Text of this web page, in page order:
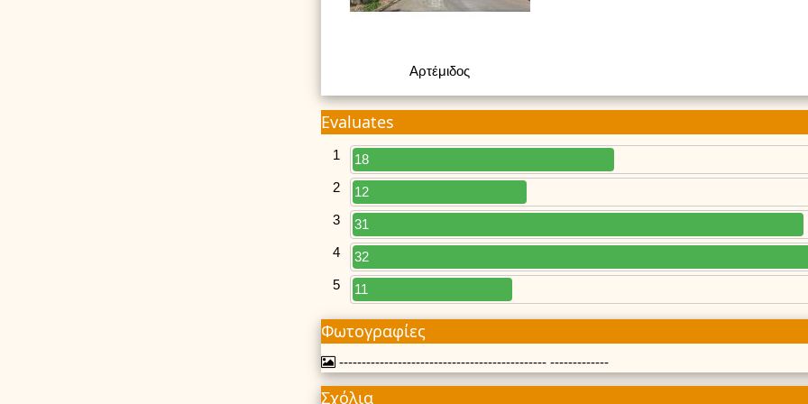
Αρτέμιδος
Evaluates
1
18
2
12
3
31
4
32
5
11
Φωτογραφίες
---------------------------------------------- -------------
Σχόλια